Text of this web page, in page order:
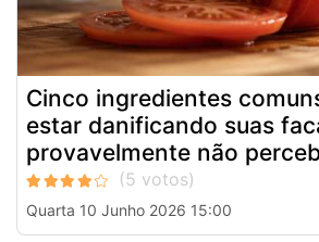
Cinco ingredientes
estar danificando suas
provavelmente não
Quarta 10 Junho 2026 15:00